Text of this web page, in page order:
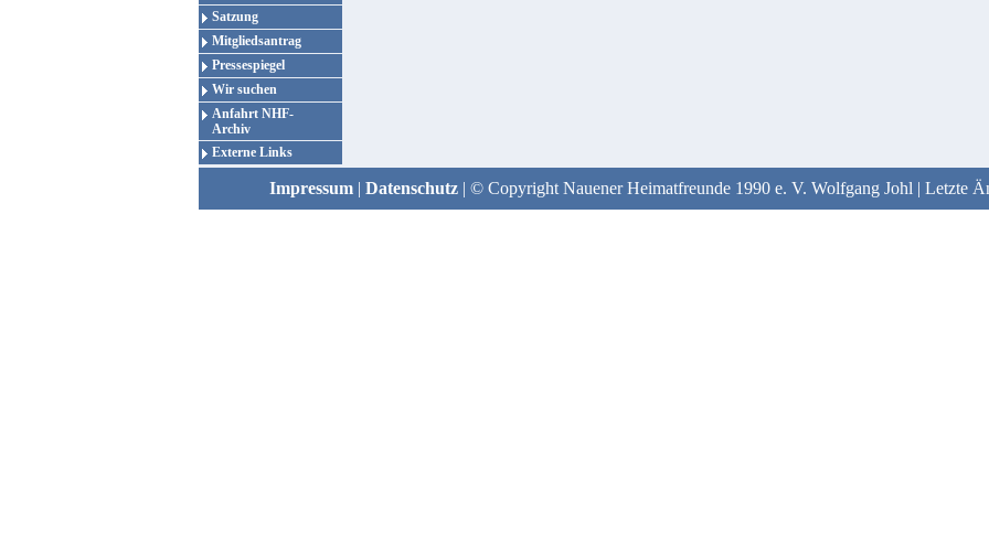
Satzung
Mitgliedsantrag
Pressespiegel
Wir suchen
Anfahrt NHF-
Archiv
Externe Links
Impressum | Datenschutz | © Copyright Nauener Heimatfreunde 1990 e. V. Wolfgang Johl | Letzte